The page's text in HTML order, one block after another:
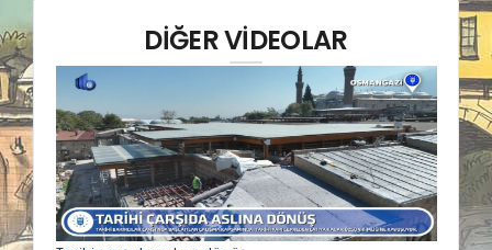
DİĞER VİDEOLAR